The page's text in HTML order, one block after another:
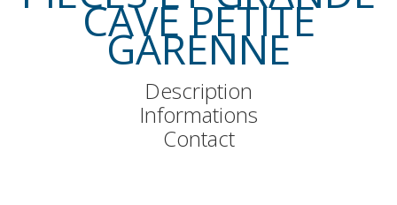
CAVE PETITE
GARENNE
Description
Informations
Contact